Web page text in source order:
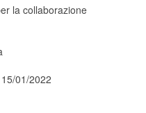
la collaborazione
01/2022